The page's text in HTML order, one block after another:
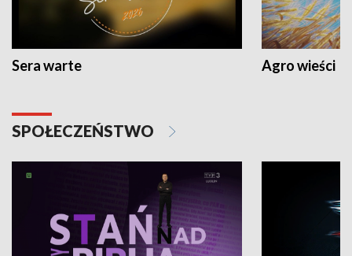
Sera warte Agro wieści
SPOŁECZEŃSTWO